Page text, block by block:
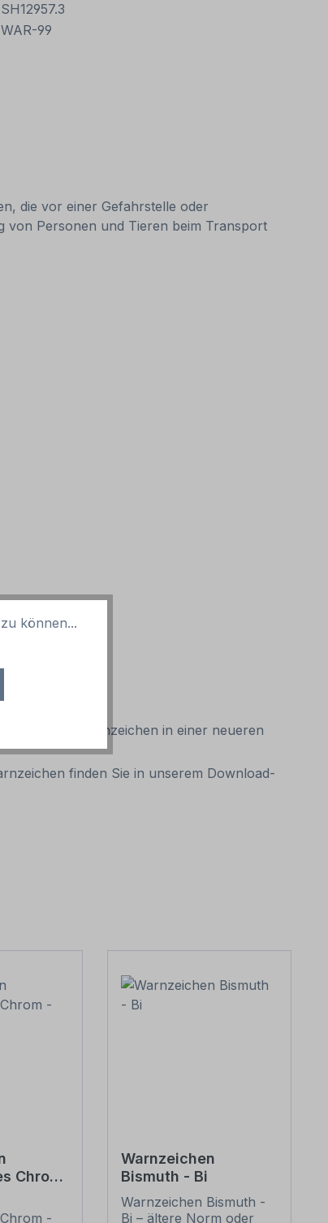
SH12957.3
WAR-99
die vor einer Gefahrstelle oder
von Personen und Tieren beim Transport
dieses Warnzeichen in einer neueren
finden Sie in unserem Download-
Chrom
-
Warnzeichen
Bismuth - Bi
Warnzeichen Bismuth -
Bi – ältere Norm oder
können...